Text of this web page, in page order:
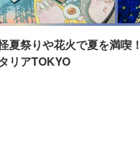
夏祭りや花火で夏を満喫
リアTOKYO